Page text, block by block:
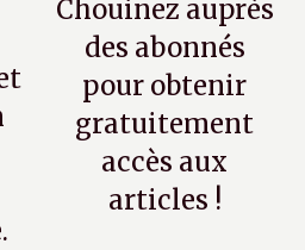
Chouinez auprès
des abonnés
pour obtenir
gratuitement
accès aux
articles !